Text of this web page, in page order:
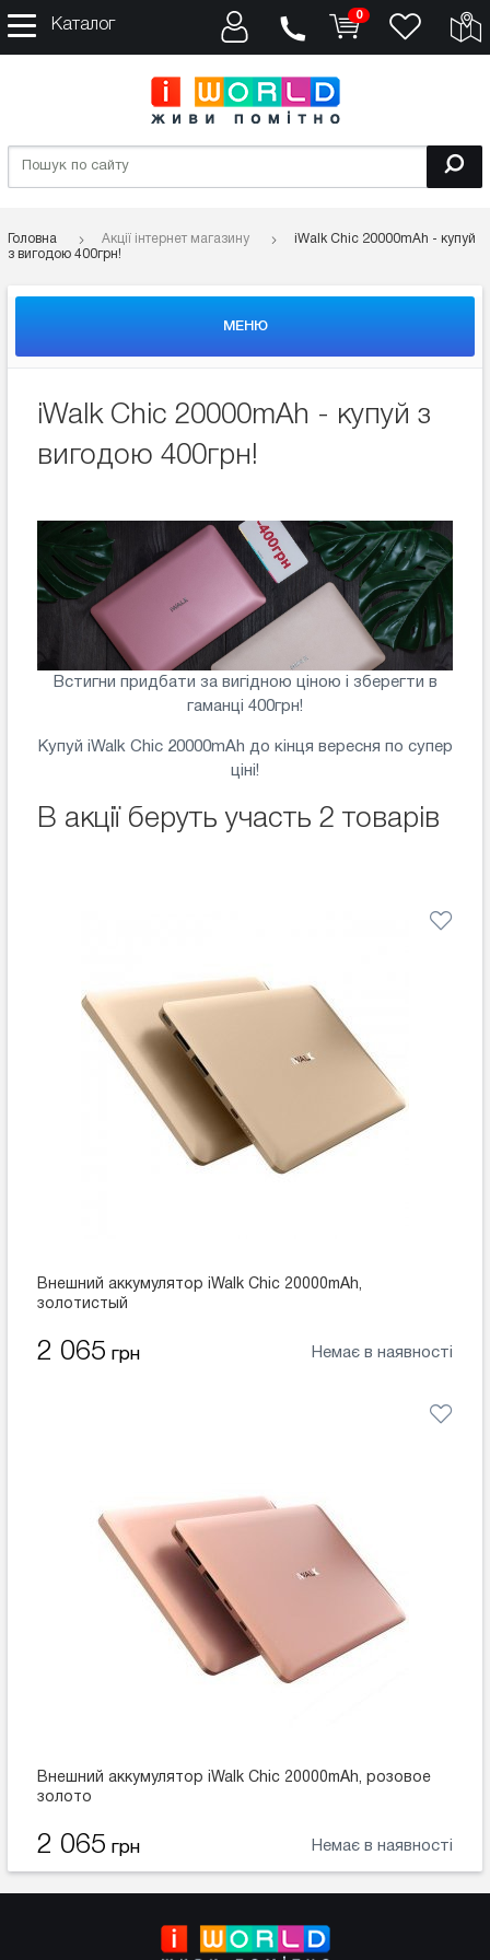
Каталог
0
Головна Акції інтернет магазину
iWalk Chic 20000mAh - купуй
з вигодою 400грн!
МЕНЮ
iWalk Chic 20000mAh - купуй з
вигодою 400грн!
Встигни придбати за вигідною ціною і зберегти в
гаманці 400грн!
Купуй iWalk Chic 20000mAh до кінця вересня по супер
ціні!
В акції беруть участь 2 товарів
Внешний аккумулятор iWalk Chic 20000mAh,
золотистый
2 065 грн Немає в наявності
Внешний аккумулятор iWalk Chic 20000mAh, розовое
золото
2 065 грн Немає в наявності